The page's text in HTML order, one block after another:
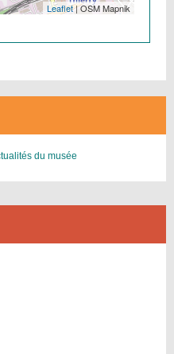
Leaflet| OSM Mapnik
du musée